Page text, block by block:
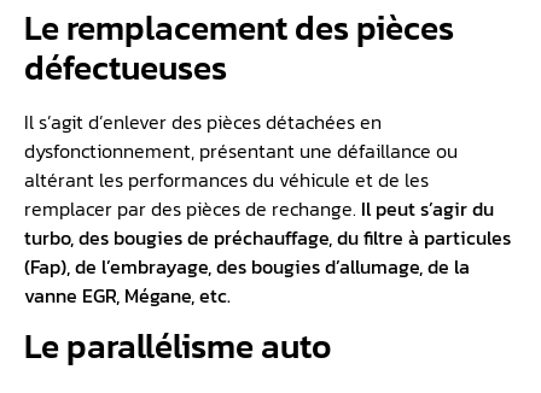
Le remplacement des pièces
défectueuses
Il s’agit d’enlever des pièces détachées en
dysfonctionnement, présentant une défaillance ou
altérant les performances du véhicule et de les
remplacer par des pièces de rechange. Il peut s’agir du
turbo, des bougies de préchauffage, du filtre à particules
(Fap), de l’embrayage, des bougies d’allumage, de la
vanne EGR, Mégane, etc.
Le parallélisme auto